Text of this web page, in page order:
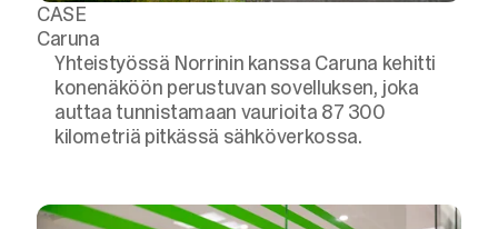
CASE
Caruna
Yhteistyössä Norrinin kanssa Caruna kehitti
konenäköön perustuvan sovelluksen, joka
auttaa tunnistamaan vaurioita 87 300
kilometriä pitkässä sähköverkossa.